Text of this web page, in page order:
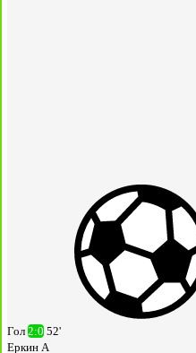
Гол 2:0 52'
Еркин А